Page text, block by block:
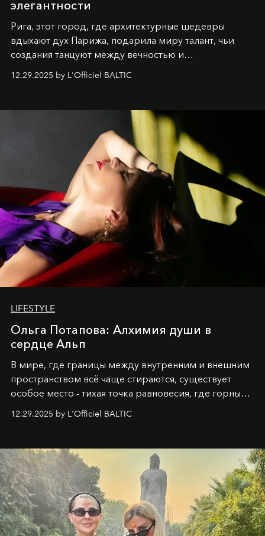
элегантности
Рига, этот город, где архитектурные шедевры
вдыхают дух Парижа, подарила миру талант, чьи
создания танцуют между вечностью и
12.29.2025 by L'Officiel BALTIC
LIFESTYLE
Ольга Потапова: Алхимия души в
сердце Альп
В мире, где границы между внутренним и внешним
пространством всё чаще стираются, существует
особое место - тихая точка равновесия, где горные
глубинами человеческой души. Здесь, на стыке
Ольга Потапова - женщина, чей путь от поиска
истины превратился в искусство превращения
человеческих кризисов в возможности для
возрождения.
12.29.2025 by L'Officiel BALTIC